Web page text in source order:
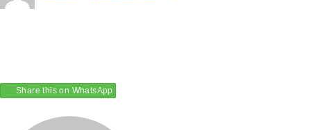
Share this on WhatsApp